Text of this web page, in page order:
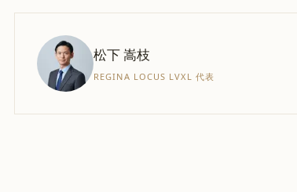
松下 嵩枝
REGINA LOCUS LVXL 代表